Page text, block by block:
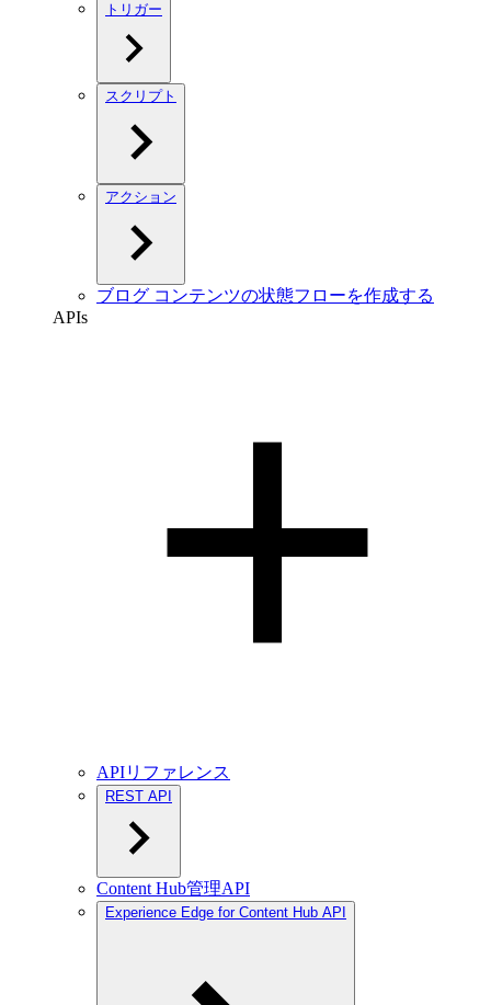
トリガー
スクリプト
アクション
ブログ コンテンツの状態フローを作成する
APIs
APIリファレンス
REST API
Content Hub管理API
Experience Edge for Content Hub API